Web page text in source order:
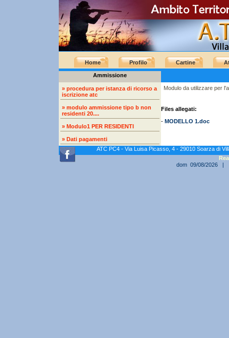
Home Profilo Cartine
Ammissione
» procedura per istanza di ricorso a
iscrizione atc
» modulo ammissione tipo b non
residenti 20....
» Modulo1 PER RESIDENTI
» Dati pagamenti
Modulo da utilizzare per
Files allegati:
- MODELLO 1.doc
ATC PC4 - Via Luisa Picasso, 4 - 29010 Soarza di
dom 09/08/2026 |